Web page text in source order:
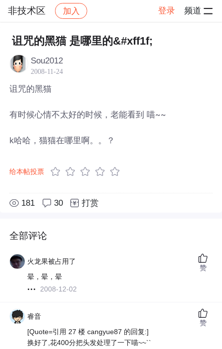
非技术区 加入 登录 频道
社区 非技术区 帖子详情
诅咒的黑猫 是哪里的&#xff1f;
Sou2012
2008-11-24
诅咒的黑猫
有时候心情不太好的时候，老能看到 喵~~
k哈哈，猫猫在哪里啊。。？
给本帖投票
181 30 打赏
全部评论
火龙果被占用了
晕，晕，晕
2008-12-02
赞
睿音
[Quote=引用 27 楼 cangyue87 的回复:]
换好了,花400分把头发处理了一下喵~~``
赞